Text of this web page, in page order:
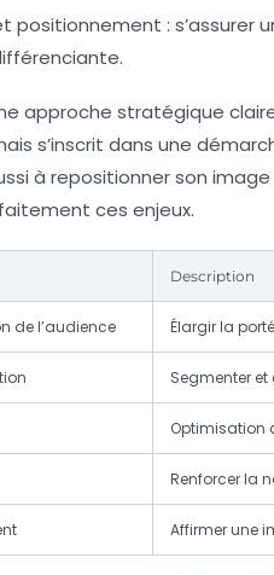
positionnement : s’assurer
approche stratégique
s’inscrit dans une
à repositionner son
ces enjeux.
Description
de l’audience Élargir la
Segmenter
Optimisation
Renforcer la
Affirmer une